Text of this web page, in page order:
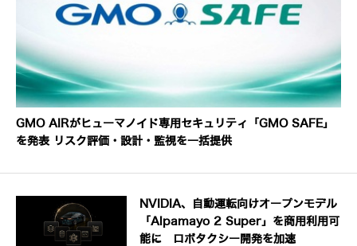
GMO AIRがヒューマノイド専用セキュリティ「GMO SAFE」
を発表 リスク評価・設計・監視を一括提供
NVIDIA、自動運転向けオープンモデル
「Alpamayo 2 Super」を商用利用可
能に ロボタクシー開発を加速